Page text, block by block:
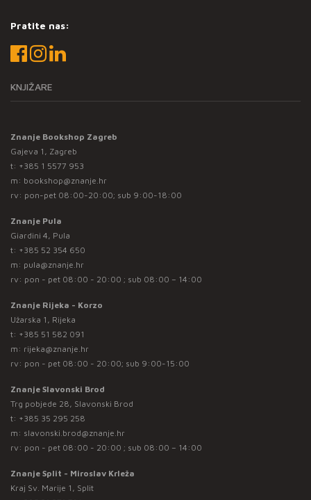
Pratite nas:
KNJIŽARE
Znanje Bookshop Zagreb
Gajeva 1, Zagreb
t: +385 1 5577 953
m: bookshop@znanje.hr
rv: pon-pet 08:00-20:00; sub 9:00-18:00
Znanje Pula
Giardini 4, Pula
t: +385 52 354 650
m: pula@znanje.hr
rv: pon - pet 08:00 - 20:00 ; sub 08:00 – 14:00
Znanje Rijeka - Korzo
Užarska 1, Rijeka
t: +385 51 582 091
m: rijeka@znanje.hr
rv: pon - pet 08:00 - 20:00; sub 9:00-15:00
Znanje Slavonski Brod
Trg pobjede 28, Slavonski Brod
t: +385 35 295 258
m: slavonski.brod@znanje.hr
rv: pon - pet 08:00 - 20:00 ; sub 08:00 – 14:00
Znanje Split - Miroslav Krleža
Kraj Sv. Marije 1, Split